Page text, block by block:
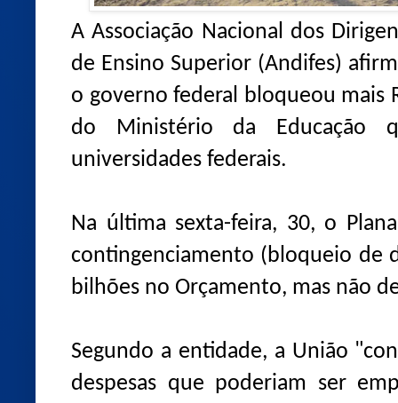
A Associação Nacional dos
de Ensino Superior (Andifes)
o governo federal bloqueou mais
do Ministério da Educação
universidades federais.
Na última sexta-feira, 30, o
contingenciamento (bloqueio de
bilhões no Orçamento, mas não
Segundo a entidade, a União
despesas que poderiam ser